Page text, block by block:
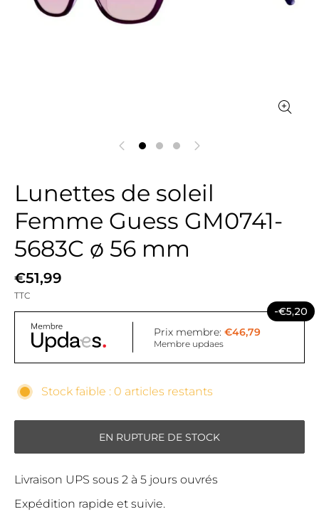
Lunettes de soleil
Femme Guess GM0741-
5683C ø 56 mm
€51,99
TTC
-€5,20
Prix membre: €46,79
Membre updaes
Stock faible : 0 articles restants
EN RUPTURE DE STOCK
Livraison UPS sous 2 à 5 jours ouvrés
Expédition rapide et suivie.